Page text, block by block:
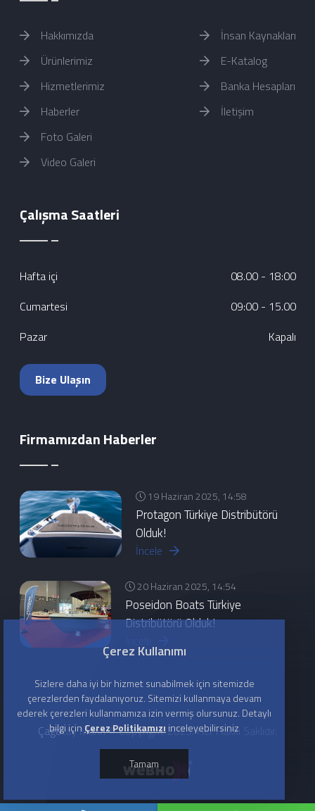
Hakkımızda
Ürünlerimiz
Hizmetlerimiz
Haberler
Foto Galeri
Video Galeri
İnsan Kaynakları
E-Katalog
Banka Hesapları
İletişim
Çalışma Saatleri
Hafta içi
08.00 - 18:00
Cumartesi
09:00 - 15.00
Pazar
Kapalı
Bize Ulaşın
Firmamızdan Haberler
19 Haziran 2025, 14:58
Protagon Türkiye Distribütörü
Olduk!
İncele
20 Haziran 2025, 14:54
Poseidon Boats Türkiye
Distribütörü Olduk!
Çağatay Marin © Copyright 2025. Her Hakkı Saklıdır.
Çerez Kullanımı
Sizlere daha iyi bir hizmet sunabilmek için sitemizde
çerezlerden faydalanıyoruz. Sitemizi kullanmaya devam
ederek çerezleri kullanmamıza izin vermiş olursunuz. Detaylı
bilgi için Çerez Politikamızı inceleyebilirsiniz
Tamam